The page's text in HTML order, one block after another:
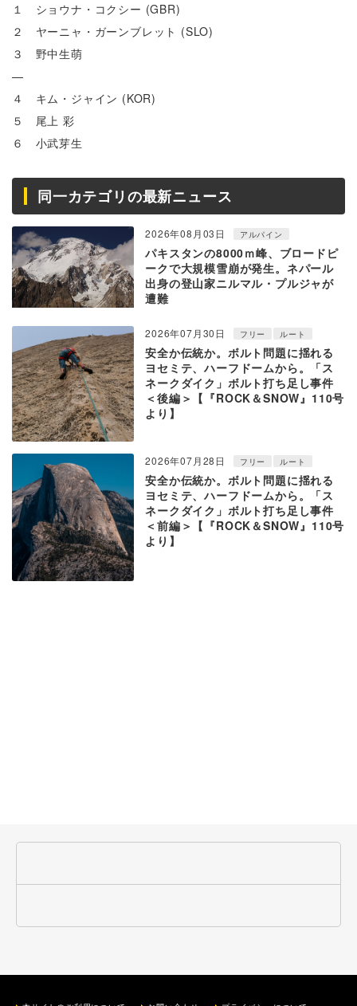
１ ショウナ・コクシー (GBR)
２ ヤーニャ・ガーンブレット (SLO)
３ 野中生萌
—
４ キム・ジャイン (KOR)
５ 尾上 彩
６ 小武芽生
同一カテゴリの最新ニュース
2026年08月03日 アルパイン
パキスタンの8000ｍ峰、ブロードピ
ークで大規模雪崩が発生。ネパール
出身の登山家ニルマル・プルジャが
遭難
2026年07月30日 フリー ルート
安全か伝統か。ボルト問題に揺れる
ヨセミテ、ハーフドームから。「ス
ネークダイク」ボルト打ち足し事件
＜後編＞【『ROCK＆SNOW』110号
より】
2026年07月28日 フリー ルート
安全か伝統か。ボルト問題に揺れる
ヨセミテ、ハーフドームから。「ス
ネークダイク」ボルト打ち足し事件
＜前編＞【『ROCK＆SNOW』110号
より】